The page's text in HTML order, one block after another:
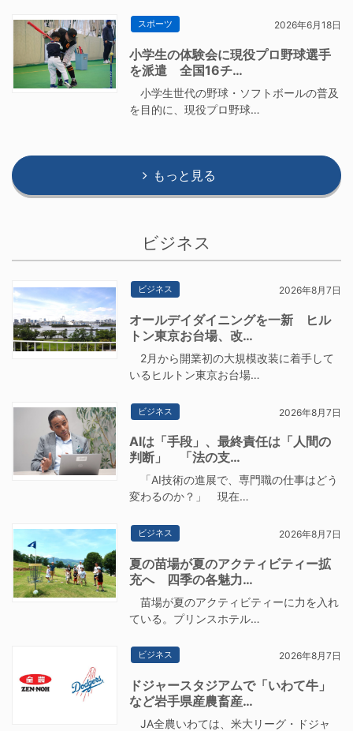
スポーツ 2026年6月18日
小学生の体験会に現役プロ野球選手
を派遣 全国16チ…
小学生世代の野球・ソフトボールの普及
を目的に、現役プロ野球…
もっと見る
ビジネス
ビジネス 2026年8月7日
オールデイダイニングを一新 ヒル
トン東京お台場、改…
2月から開業初の大規模改装に着手して
いるヒルトン東京お台場…
ビジネス 2026年8月7日
AIは「手段」、最終責任は「人間の
判断」 「法の支…
「AI技術の進展で、専門職の仕事はどう
変わるのか？」 現在…
ビジネス 2026年8月7日
夏の苗場が夏のアクティビティー拡
充へ 四季の各魅力…
苗場が夏のアクティビティーに力を入れ
ている。プリンスホテル…
ビジネス 2026年8月7日
ドジャースタジアムで「いわて牛」
など岩手県産農畜産…
JA全農いわては、米大リーグ・ドジャ